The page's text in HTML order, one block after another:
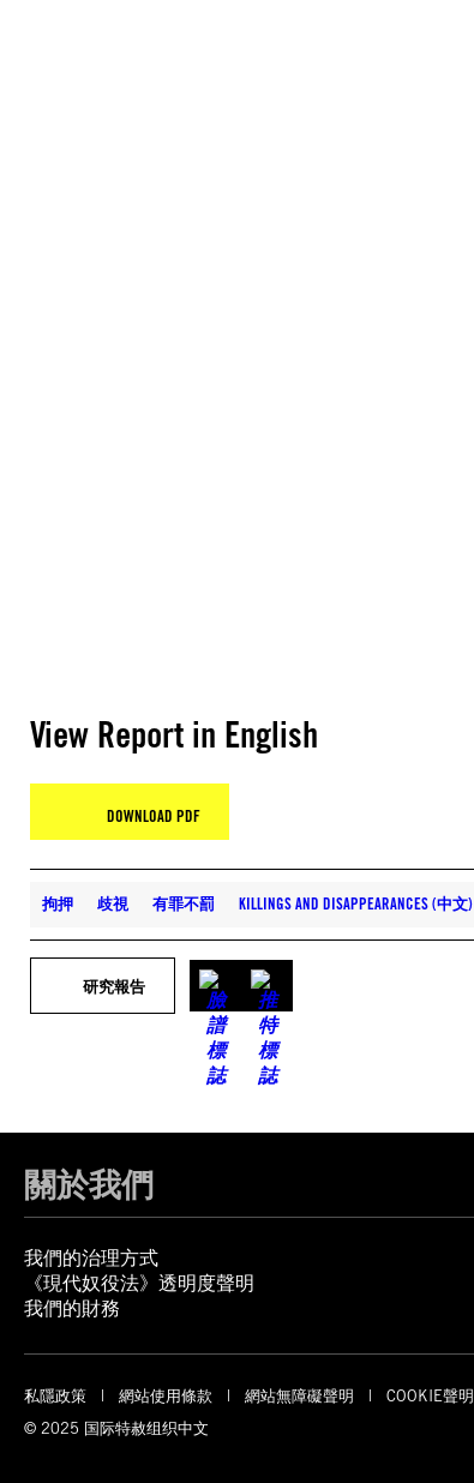
View Report in English
DOWNLOAD PDF
拘押 歧視 有罪不罰 KILLINGS AND DISAPPEARANCES (中文)
研究報告
關於我們
我們的治理方式
《現代奴役法》透明度聲明
我們的財務
私隱政策 網站使用條款 網站無障礙聲明 COOKIE聲明
© 2025 国际特赦组织中文